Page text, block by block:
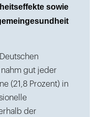
sowie
gut jeder
(21,8 Prozent) in
der